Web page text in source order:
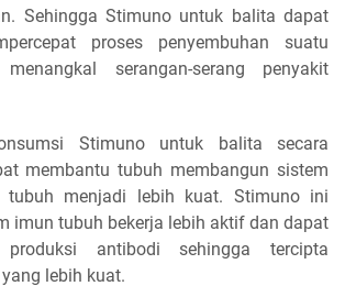
Sehingga Stimuno untuk balita dapat
proses penyembuhan suatu
serangan-serang penyakit
Stimuno untuk balita secara
membantu tubuh membangun sistem
tubuh menjadi lebih kuat. Stimuno ini
imun tubuh bekerja lebih aktif dan dapat
produksi antibodi sehingga tercipta
lebih kuat.